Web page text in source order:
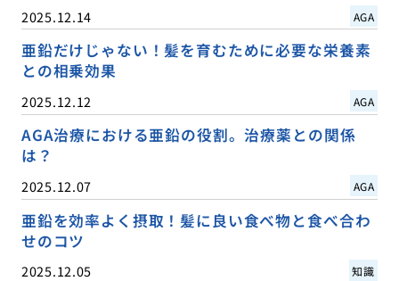
2025.12.14 AGA
亜鉛だけじゃない！髪を育むために必要な栄養素
との相乗効果
2025.12.12 AGA
AGA治療における亜鉛の役割。治療薬との関係
は？
2025.12.07 AGA
亜鉛を効率よく摂取！髪に良い食べ物と食べ合わ
せのコツ
2025.12.05 知識